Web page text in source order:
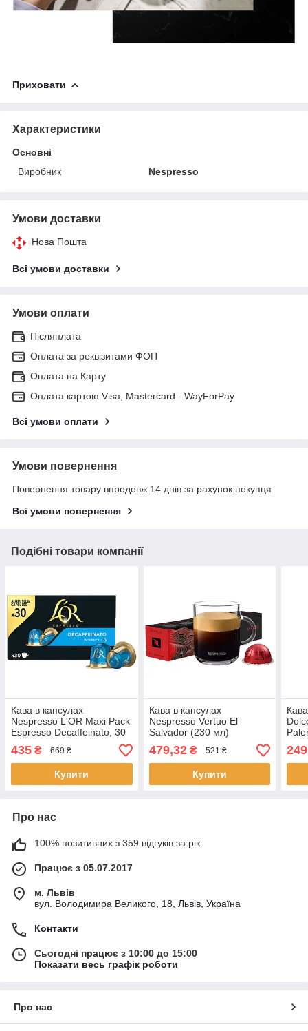
Приховати
Характеристики
Основні
Виробник
Nespresso
Умови доставки
Нова Пошта
Всі умови доставки
Умови оплати
Післяплата
Оплата за реквізитами ФОП
Оплата на Карту
Оплата картою Visa, Mastercard - WayForPay
Всі умови оплати
Умови повернення
Повернення товару впродовж 14 днів за рахунок покупця
Всі умови повернення
Подібні товари компанії
Кава в капсулах
Nespresso L'OR Maxi Pack
Espresso Decaffeinato, 30
435 ₴ 669 ₴
Купити
Кава в капсулах
Nespresso Vertuo El
Salvador (230 мл)
479,32₴ 521 ₴
Купити
249
Про нас
100% позитивних з 359 відгуків за рік
Працює з 05.07.2017
м. Львів
вул. Володимира Великого, 18, Львів, Україна
Контакти
Сьогодні працює з 10:00 до 15:00
Показати весь графік роботи
Про нас